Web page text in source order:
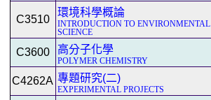
C3510
環境科學概論
INTRODUCTION TO ENVIRONMENTAL
SCIENCE
C3600 高分子化學
POLYMER CHEMISTRY
C4262A 專題研究(二)
EXPERIMENTAL PROJECTS